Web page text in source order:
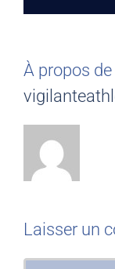
À propos
Laisser un